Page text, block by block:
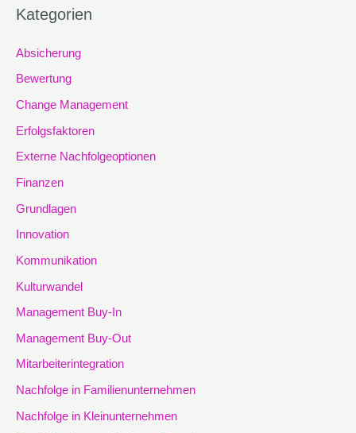
Kategorien
Absicherung
Bewertung
Change Management
Erfolgsfaktoren
Externe Nachfolgeoptionen
Finanzen
Grundlagen
Innovation
Kommunikation
Kulturwandel
Management Buy-In
Management Buy-Out
Mitarbeiterintegration
Nachfolge in Familienunternehmen
Nachfolge in Kleinunternehmen